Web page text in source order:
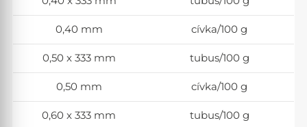
0,40 mm cívka/100 g
0,50 x 333 mm tubus/100 g
0,50 mm cívka/100 g
0,60 x 333 mm tubus/100 g